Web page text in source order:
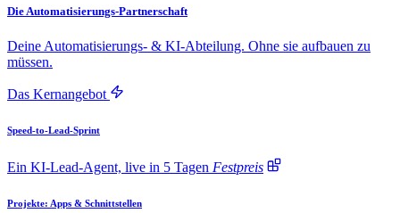
Die Automatisierungs-Partnerschaft
Deine Automatisierungs- & KI-Abteilung. Ohne sie aufbauen zu
müssen.
Das Kernangebot
Speed-to-Lead-Sprint
Ein KI-Lead-Agent, live in 5 Tagen Festpreis
Projekte: Apps & Schnittstellen